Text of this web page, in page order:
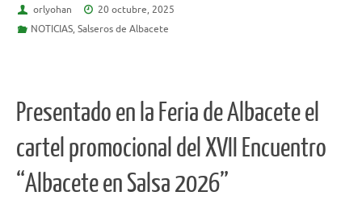
orlyohan
20 octubre, 2025
NOTICIAS, Salseros de Albacete
Presentado en la Feria de Albacete el
cartel promocional del XVII Encuentro
“Albacete en Salsa 2026”